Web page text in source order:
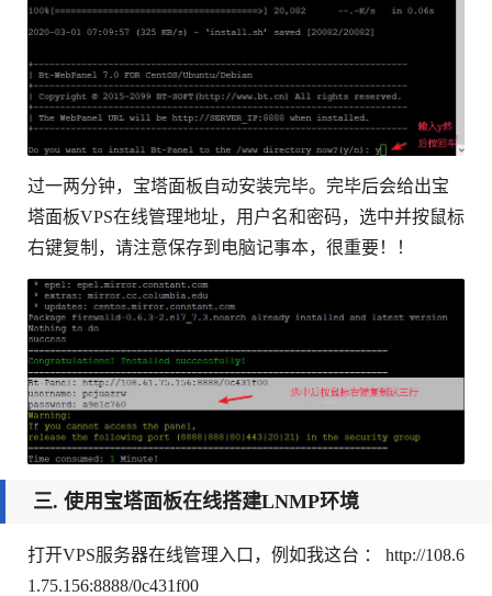
过一两分钟，宝塔面板自动安装完毕。完毕后会给出宝
塔面板VPS在线管理地址，用户名和密码，选中并按鼠标
右键复制，请注意保存到电脑记事本，很重要！！
三. 使用宝塔面板在线搭建LNMP环境
打开VPS服务器在线管理入口，例如我这台 ： http://108.6
1.75.156:8888/0c431f00